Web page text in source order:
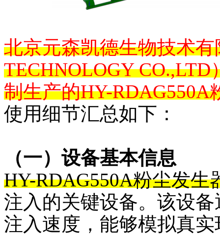
北京元森凯德生物技术
TECHNOLOGY CO.,LTD
制生产的HY-RDAG550A
使用细节汇总如下：
（一）设备基本信息
HY-RDAG550A粉尘发生
注入的关键设备。该设
注入速度，能够模拟真